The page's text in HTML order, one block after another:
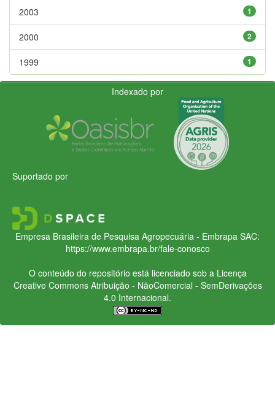
1
2003
2
2000
1
1999
Indexado por
Suportado por
Empresa Brasileira de Pesquisa Agropecuária - Embrapa SAC:
https://www.embrapa.br/fale-conosco
O conteúdo do repositório está licenciado sob a Licença
Creative CommonsAtribuição - NãoComercial - SemDerivações
4.0 Internacional.